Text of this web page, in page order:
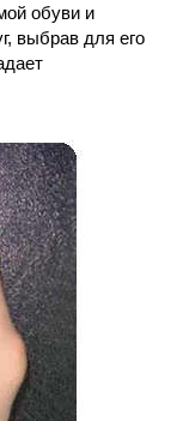
обуви и
выбрав для его